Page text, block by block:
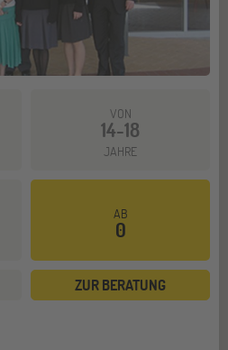
VON
14-18
JAHRE
AB
0
ZUR BERATUNG